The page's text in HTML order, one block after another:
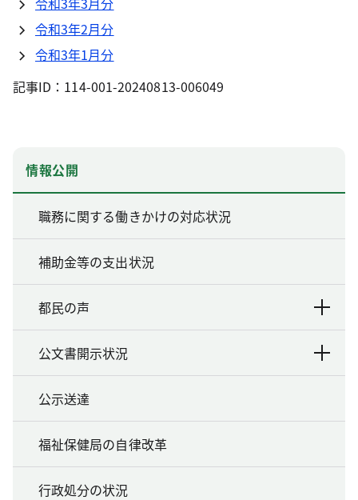
令和3年2月分
令和3年1月分
記事ID：114-001-20240813-006049
情報公開
職務に関する働きかけの対応状況
補助金等の支出状況
都民の声
公文書開示状況
公示送達
福祉保健局の自律改革
行政処分の状況